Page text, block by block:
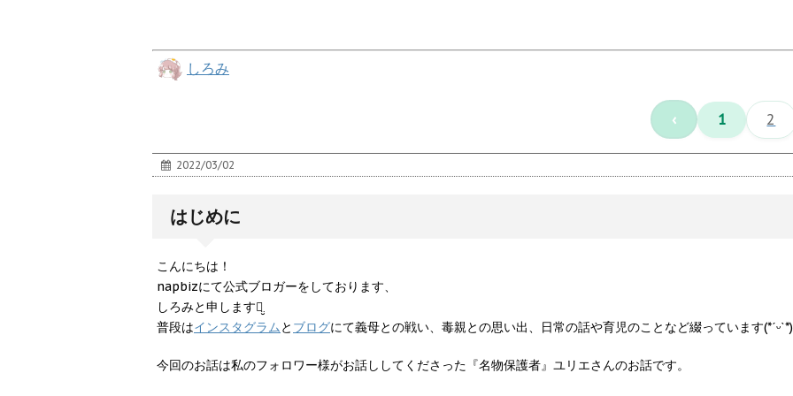
しろみ
‹ 1 2
2022/03/02
はじめに
こんにちは！
napbizにて公式ブロガーをしております、
しろみと申しますꪔ̤̮
普段はインスタグラムと ブログにて義母との戦い、毒親との思い出、日常の話や育児のことなど綴っています(*ˊᵕˋ*)
今回のお話は私のフォロワー様がお話ししてくださった『名物保護者』ユリエさんのお話です。